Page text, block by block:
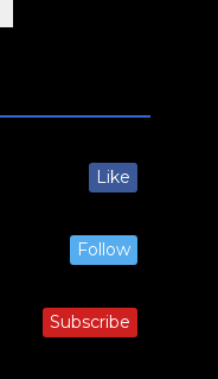
Like
Follow
Subscribe